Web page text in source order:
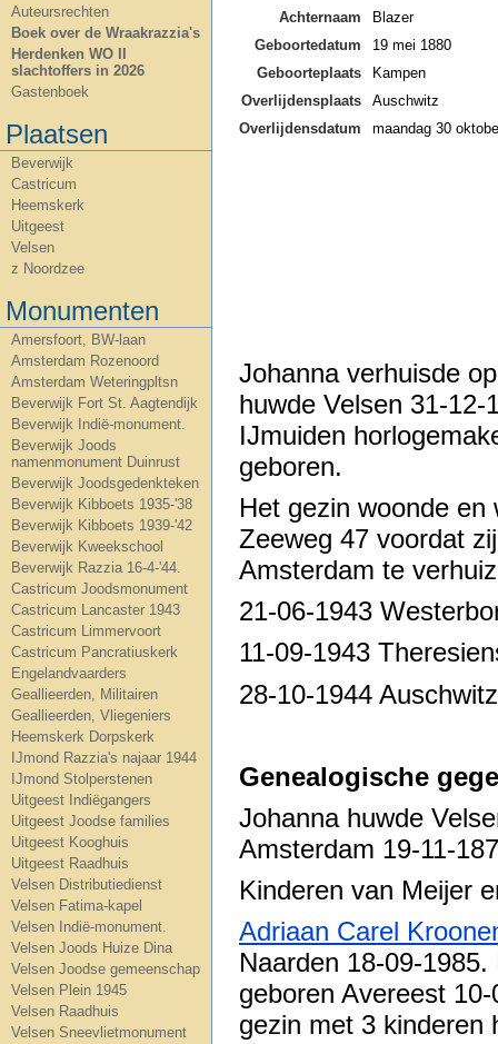
Auteursrechten
Boek over de Wraakrazzia's
Herdenken WO II
slachtoffers in 2026
Gastenboek
Plaatsen
Beverwijk
Castricum
Heemskerk
Uitgeest
Velsen
z Noordzee
Monumenten
Amersfoort, BW-laan
Amsterdam Rozenoord
Amsterdam Weteringpltsn
Beverwijk Fort St. Aagtendijk
Beverwijk Indië-monument.
Beverwijk Joods
namenmonument Duinrust
Beverwijk Joodsgedenkteken
Beverwijk Kibboets 1935-'38
Beverwijk Kibboets 1939-'42
Beverwijk Kweekschool
Beverwijk Razzia 16-4-'44.
Castricum Joodsmonument
Castricum Lancaster 1943
Castricum Limmervoort
Castricum Pancratiuskerk
Engelandvaarders
Geallieerden, Militairen
Geallieerden, Vliegeniers
Heemskerk Dorpskerk
IJmond Razzia's najaar 1944
IJmond Stolperstenen
Uitgeest Indiëgangers
Uitgeest Joodse families
Uitgeest Kooghuis
Uitgeest Raadhuis
Velsen Distributiedienst
Velsen Fatima-kapel
Velsen Indië-monument.
Velsen Joods Huize Dina
Velsen Joodse gemeenschap
Velsen Plein 1945
Velsen Raadhuis
Velsen Sneevlietmonument
Achternaam
Blazer
Geboortedatum
19 mei 1880
Geboorteplaats
Kampen
Overlijdensplaats
Auschwitz
Overlijdensdatum
maandag 30
Johanna verhuisde
huwde Velsen 31-
IJmuiden
geboren.
Het gezin woonde
Zeeweg 47 voordat
Amsterdam te
21-06-1943
11-09-1943
28-10-1944 Auschwitz
Genealogische
Johanna huwde
Amsterdam 19-11-
Kinderen van Meijer
Adriaan Carel
Naarden 18-09-
geboren Avereest
gezin met 3 kinderen